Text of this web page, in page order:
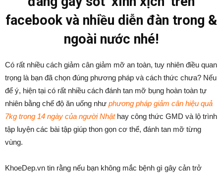
facebook và nhiều diễn đàn trong &
ngoài nước nhé!
Có rất nhiều cách giảm cân giảm mỡ an toàn, tuy nhiên điều quan
trọng là bạn đã chọn đúng phương pháp và cách thức chưa? Nếu
để ý, hiện tại có rất nhiều cách đánh tan mỡ bụng hoàn toàn tự
nhiên bằng chế độ ăn uống như phương pháp giảm cân hiệu quả
7kg trong 14 ngày của người Nhậthay công thức GMD và lộ trình
tập luyện các bài tập giúp thon gọn cơ thể, đánh tan mỡ từng
vùng.
KhoeDep.vn tin rằng nếu bạn không mắc bệnh gì gây cản trở